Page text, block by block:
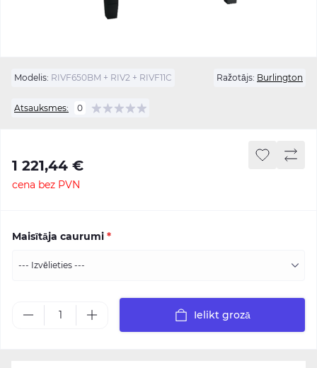
Modelis: RIVF650BM + RIV2 + RIVF11C Ražotājs: Burlington
Atsauksmes: 0
1 221,44 €
cena bez PVN
Maisītāja caurumi *
Ielikt grozā